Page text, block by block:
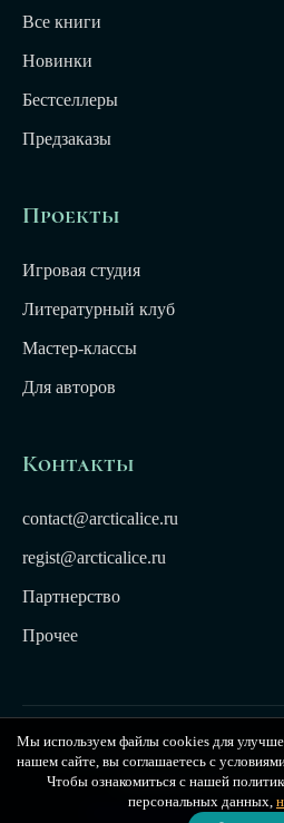
Все книги
Новинки
Бестселлеры
Предзаказы
Проекты
Игровая студия
Литературный клуб
Мастер-классы
Для авторов
Контакты
contact@arcticalice.ru
regist@arcticalice.ru
Партнерство
Прочее
© 2022-2026 Издательство
защищены.
Публичная оферта|Политика
Мы используем файлы cookies для
нашем сайте, вы соглашаетесь с
Чтобы ознакомиться с нашей
персональных данных,